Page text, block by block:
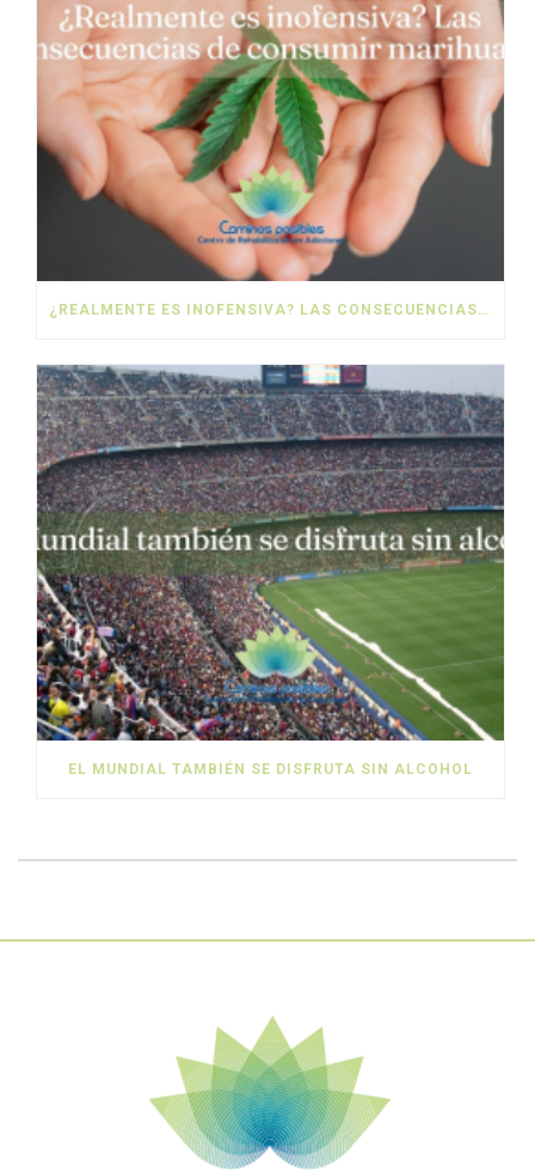
¿REALMENTE ES INOFENSIVA? LAS CONSECUENCIAS DE CONSUMIR MARIHUANA
EL MUNDIAL TAMBIÉN SE DISFRUTA SIN ALCOHOL